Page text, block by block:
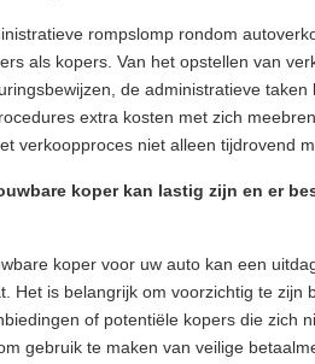
rompslomp rondom
als kopers. Van het opstellen van
de administratieve
extra kosten met zich
verkoopproces niet alleen tijdrovend
koper kan lastig zijn en er
koper voor uw auto kan een
Het is belangrijk om voorzichtig te zijn
of potentiële kopers die zich
gebruik te maken van veilige